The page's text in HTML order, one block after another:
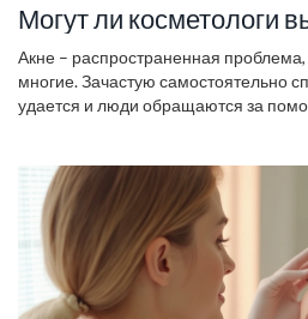
Могут ли косметологи
Акне – распространенная проблема,
многие. Зачастую самостоятельно
удается и люди обращаются за
улучшить состояние кожи. Узнайте,
специалиста и какие процедуры